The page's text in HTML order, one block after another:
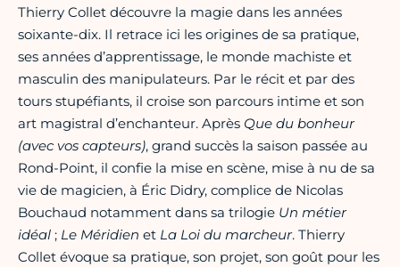
Thierry Collet découvre la magie dans les années
soixante-dix. Il retrace ici les origines de sa pratique,
ses années d’apprentissage, le monde machiste et
masculin des manipulateurs. Par le récit et par des
tours stupéfiants, il croise son parcours intime et son
art magistral d’enchanteur. Après Que du bonheur
(avec vos capteurs), grand succès la saison passée au
Rond-Point, il confie la mise en scène, mise à nu de sa
vie de magicien, à Éric Didry, complice de Nicolas
Bouchaud notamment dans sa trilogie Un métier
idéal ; Le Méridien et La Loi du marcheur. Thierry
Collet évoque sa pratique, son projet, son goût pour les